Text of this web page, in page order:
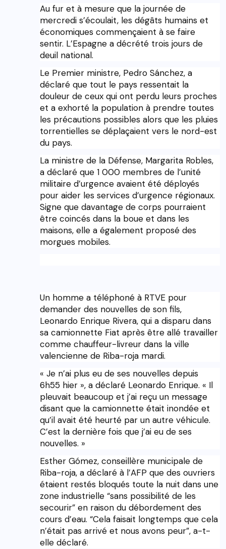
Au fur et à mesure que la journée de
mercredi s’écoulait, les dégâts humains et
économiques commençaient à se faire
sentir. L’Espagne a décrété trois jours de
deuil national.
Le Premier ministre, Pedro Sánchez, a
déclaré que tout le pays ressentait la
douleur de ceux qui ont perdu leurs proches
et a exhorté la population à prendre toutes
les précautions possibles alors que les pluies
torrentielles se déplaçaient vers le nord-est
du pays.
La ministre de la Défense, Margarita Robles,
a déclaré que 1 000 membres de l’unité
militaire d’urgence avaient été déployés
pour aider les services d’urgence régionaux.
Signe que davantage de corps pourraient
être coincés dans la boue et dans les
maisons, elle a également proposé des
morgues mobiles.
Un homme a téléphoné à RTVE pour
demander des nouvelles de son fils,
Leonardo Enrique Rivera, qui a disparu dans
sa camionnette Fiat après être allé travailler
comme chauffeur-livreur dans la ville
valencienne de Riba-roja mardi.
« Je n’ai plus eu de ses nouvelles depuis
6h55 hier », a déclaré Leonardo Enrique. « Il
pleuvait beaucoup et j’ai reçu un message
disant que la camionnette était inondée et
qu’il avait été heurté par un autre véhicule.
C’est la dernière fois que j’ai eu de ses
nouvelles. »
Esther Gómez, conseillère municipale de
Riba-roja, a déclaré à l’AFP que des ouvriers
étaient restés bloqués toute la nuit dans une
zone industrielle “sans possibilité de les
secourir” en raison du débordement des
cours d’eau. “Cela faisait longtemps que cela
n’était pas arrivé et nous avons peur”, a-t-
elle déclaré.